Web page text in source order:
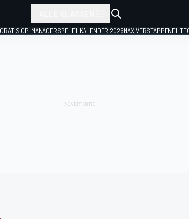
GRATIS GP-MANAGERSPEL F1-KALENDER 2026MAX VERSTAPPENF1-